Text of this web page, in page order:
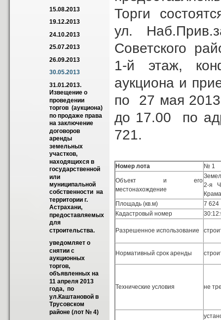
15.08.2013
19.12.2013
24.10.2013
25.07.2013
26.09.2013
30.05.2013
31.01.2013.
Извещение о
проведении
торгов  (аукциона)
по продаже права
на заключение
договоров
аренды
земельных
участков,
находящихся в
государственной
или
муниципальной
собственности  на
территории г.
Астрахани,
предоставляемых
для
строительства.
уведомляет о
снятии с
аукционных
торгов,
объявленных на
11 апреля 2013
года,  по
ул.Каштановой в
Трусовском
районе (лот № 4)
Торги
ул.
Советского
1-й этаж,
аукциона и
по 27 мая
до 17.00 по
721.
Номер лота № 1
Объект и его
местонахождение
2-я
Площадь (кв.м)
7 624
Кадастровый номер
Разрешенное использование
Нормативный срок аренды
Технические условия не